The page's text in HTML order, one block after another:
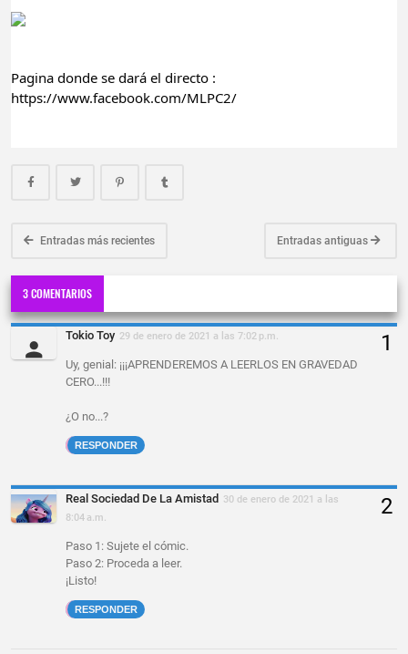
Pagina donde se dará el directo :
https://www.facebook.com/MLPC2/
Entradas más recientes Entradas antiguas
3 COMENTARIOS
Tokio Toy 29 de enero de 2021 a las 7:02 p.m.
Uy, genial: ¡¡¡APRENDEREMOS A LEERLOS EN GRAVEDAD
CERO...!!!
¿O no...?
RESPONDER
Real Sociedad De La Amistad 30 de enero de 2021 a las
8:04 a.m.
Paso 1: Sujete el cómic.
Paso 2: Proceda a leer.
¡Listo!
RESPONDER